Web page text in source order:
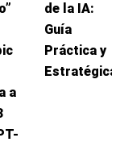
a
de la IA:
Guía
Práctica y
Estratégica